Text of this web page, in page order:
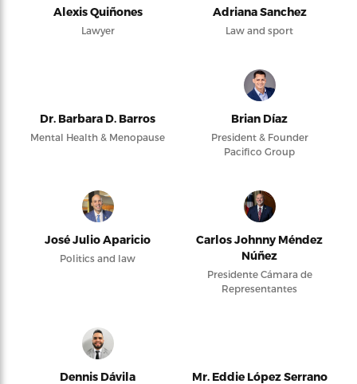
Alexis Quiñones
Lawyer
Adriana Sanchez
Law and sport
Dr. Barbara D. Barros
Mental Health & Menopause
Brian Díaz
President & Founder
Pacifico Group
José Julio Aparicio
Politics and law
Carlos Johnny Méndez
Núñez
Presidente Cámara de
Representantes
Dennis Dávila Mr. Eddie López Serrano